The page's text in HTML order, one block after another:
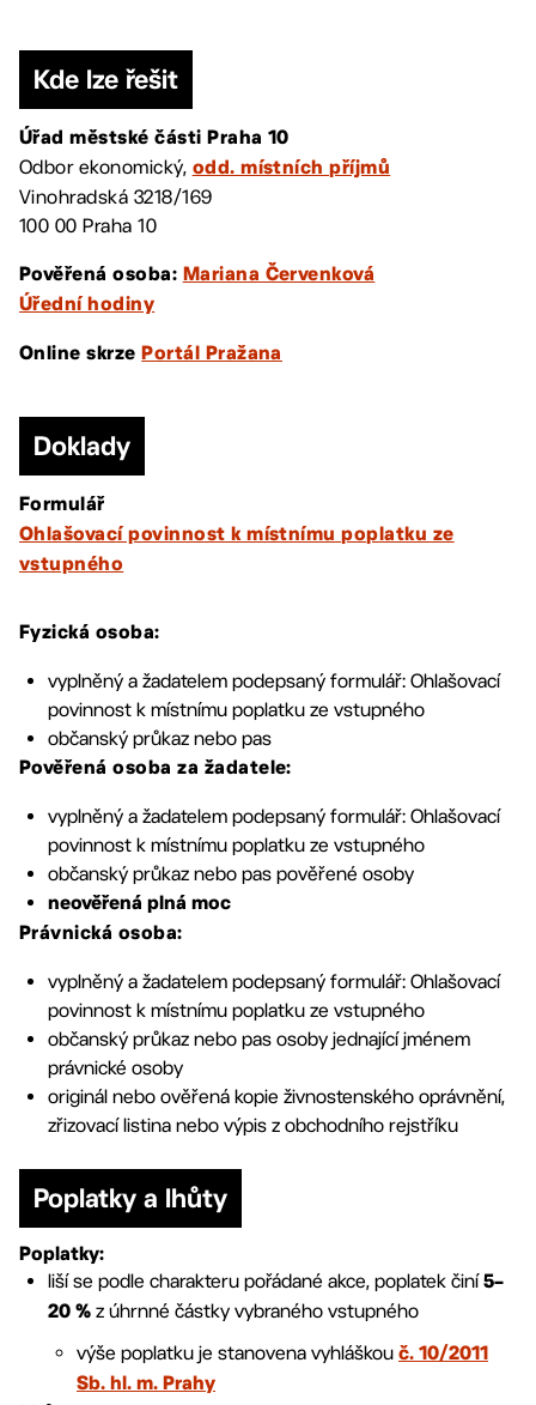
Kde lze řešit
Úřad městské části Praha 10
Odbor ekonomický, odd. místních příjmů
Vinohradská 3218/169
100 00 Praha 10
Pověřená osoba: Mariana Červenková
Úřední hodiny
Online skrze Portál Pražana
Doklady
Formulář
Ohlašovací povinnost k místnímu poplatku ze
vstupného
Fyzická osoba:
vyplněný a žadatelem podepsaný formulář: Ohlašovací
povinnost k místnímu poplatku ze vstupného
občanský průkaz nebo pas
Pověřená osoba za žadatele:
vyplněný a žadatelem podepsaný formulář: Ohlašovací
povinnost k místnímu poplatku ze vstupného
občanský průkaz nebo pas pověřené osoby
neověřená plná moc
Právnická osoba:
vyplněný a žadatelem podepsaný formulář: Ohlašovací
povinnost k místnímu poplatku ze vstupného
občanský průkaz nebo pas osoby jednající jménem
právnické osoby
originál nebo ověřená kopie živnostenského oprávnění,
zřizovací listina nebo výpis z obchodního rejstříku
Poplatky a lhůty
Poplatky:
liší se podle charakteru pořádané akce, poplatek činí 5–
20 % z úhrnné částky vybraného vstupného
výše poplatku je stanovena vyhláškou č. 10/2011
Sb. hl. m. Prahy